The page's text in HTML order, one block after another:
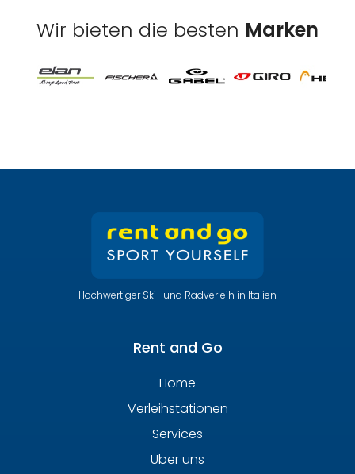
Wir bieten die besten Marken
Hochwertiger Ski- und Radverleih in Italien
Rent and Go
Home
Verleihstationen
Services
Über uns